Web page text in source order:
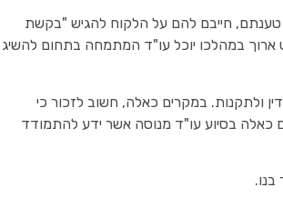
טענתם, חייבם להם על הלקוח להגיש "בקשת
במהלכו יוכל עו"ד המתמחה בתחום להשיג
ולתקנות. במקרים כאלה, חשוב לזכור כי
כאלה בסיוע עו"ד מנוסה אשר ידע להתמודד